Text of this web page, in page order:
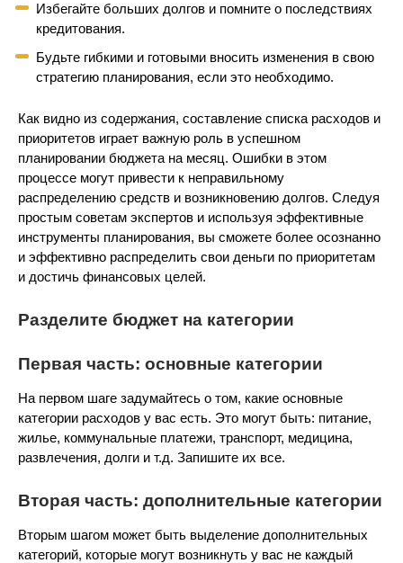
Избегайте больших долгов и помните о последствиях
кредитования.
Будьте гибкими и готовыми вносить изменения в свою
стратегию планирования, если это необходимо.
Как видно из содержания, составление списка расходов и
приоритетов играет важную роль в успешном
планировании бюджета на месяц. Ошибки в этом
процессе могут привести к неправильному
распределению средств и возникновению долгов. Следуя
простым советам экспертов и используя эффективные
инструменты планирования, вы сможете более осознанно
и эффективно распределить свои деньги по приоритетам
и достичь финансовых целей.
Разделите бюджет на категории
Первая часть: основные категории
На первом шаге задумайтесь о том, какие основные
категории расходов у вас есть. Это могут быть: питание,
жилье, коммунальные платежи, транспорт, медицина,
развлечения, долги и т.д. Запишите их все.
Вторая часть: дополнительные категории
Вторым шагом может быть выделение дополнительных
категорий, которые могут возникнуть у вас не каждый